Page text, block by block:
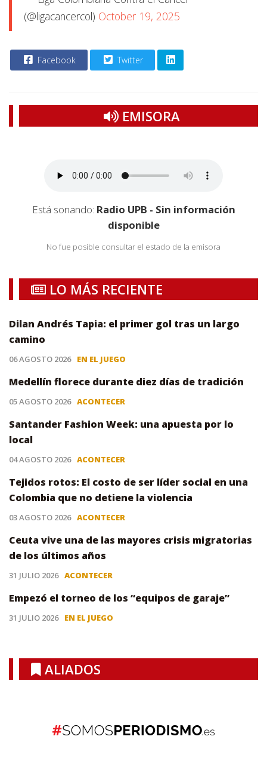
(@ligacancercol) October 19, 2025
Facebook Twitter
EMISORA
Está sonando: Radio UPB - Sin información
disponible
No fue posible consultar el estado de la emisora
LO MÁS RECIENTE
Dilan Andrés Tapia: el primer gol tras un largo
camino
06 AGOSTO 2026 EN EL JUEGO
Medellín florece durante diez días de tradición
05 AGOSTO 2026 ACONTECER
Santander Fashion Week: una apuesta por lo
local
04 AGOSTO 2026 ACONTECER
Tejidos rotos: El costo de ser líder social en una
Colombia que no detiene la violencia
03 AGOSTO 2026 ACONTECER
Ceuta vive una de las mayores crisis migratorias
de los últimos años
31 JULIO 2026 ACONTECER
Empezó el torneo de los “equipos de garaje”
31 JULIO 2026 EN EL JUEGO
ALIADOS